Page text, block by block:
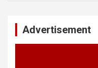
Advertisement